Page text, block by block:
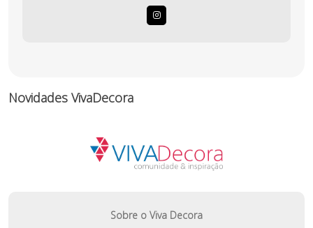
Novidades VivaDecora
Sobre o Viva Decora